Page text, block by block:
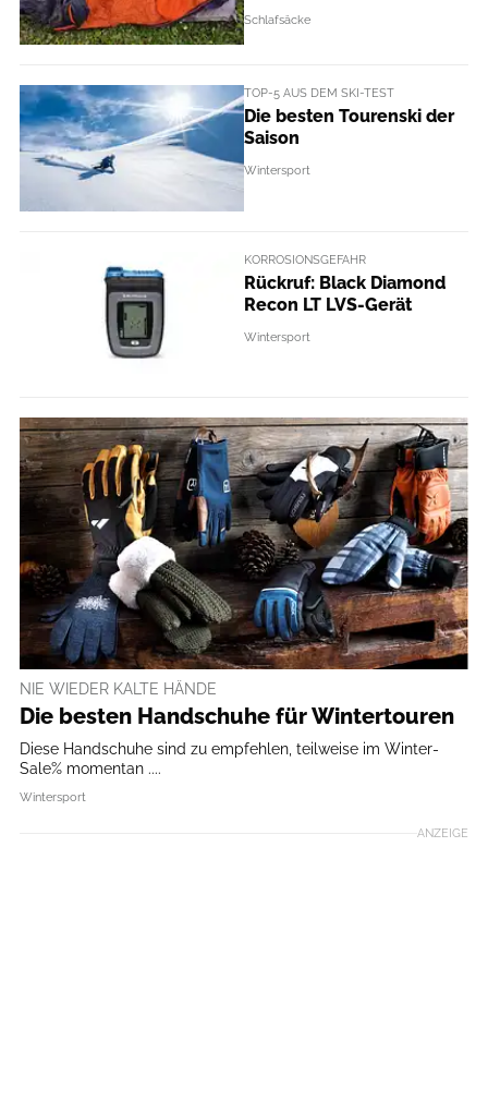
Schlafsäcke
TOP-5 AUS DEM SKI-TEST
Die besten Tourenski der
Saison
Wintersport
KORROSIONSGEFAHR
Rückruf: Black Diamond
Recon LT LVS-Gerät
Wintersport
NIE WIEDER KALTE HÄNDE
Die besten Handschuhe für Wintertouren
Diese Handschuhe sind zu empfehlen, teilweise im Winter-
Sale% momentan ....
Wintersport
ANZEIGE